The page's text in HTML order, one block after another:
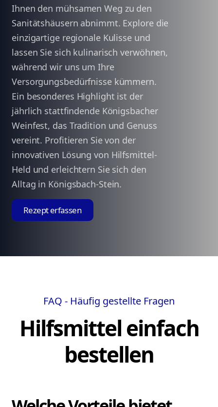
Ihnen den mühsamen Weg zu den
Sanitätshäusern abnimmt. Explore die
einzigartige regionale Kulisse und
lassen Sie sich kulinarisch verwöhnen,
während wir uns um Ihre
Versorgungsbedürfnisse kümmern.
Ein besonderes Highlight ist der
jährlich stattfindende Königsbacher
Weinfest, das Tradition und Genuss
vereint. Profitieren Sie von der
innovativen Lösung von Hilfsmittel-
Held und erleichtern Sie sich den
Alltag in Königsbach-Stein.
Rezept erfassen
FAQ - Häufig gestellte Fragen
Hilfsmittel einfach
bestellen